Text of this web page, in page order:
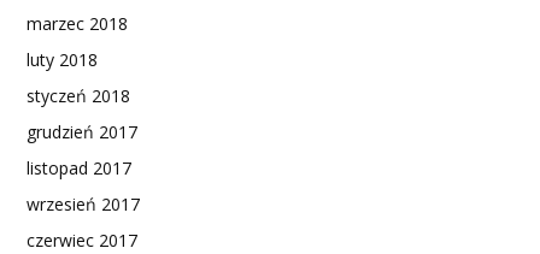
marzec 2018
luty 2018
styczeń 2018
grudzień 2017
listopad 2017
wrzesień 2017
czerwiec 2017